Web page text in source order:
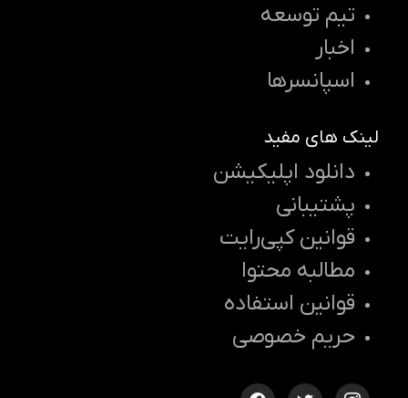
تیم توسعه
اخبار
اسپانسرها
لینک های مفید
دانلود اپلیکیشن
پشتیبانی
قوانین کپی‌رایت
مطالبه محتوا
قوانین استفاده
حریم خصوصی